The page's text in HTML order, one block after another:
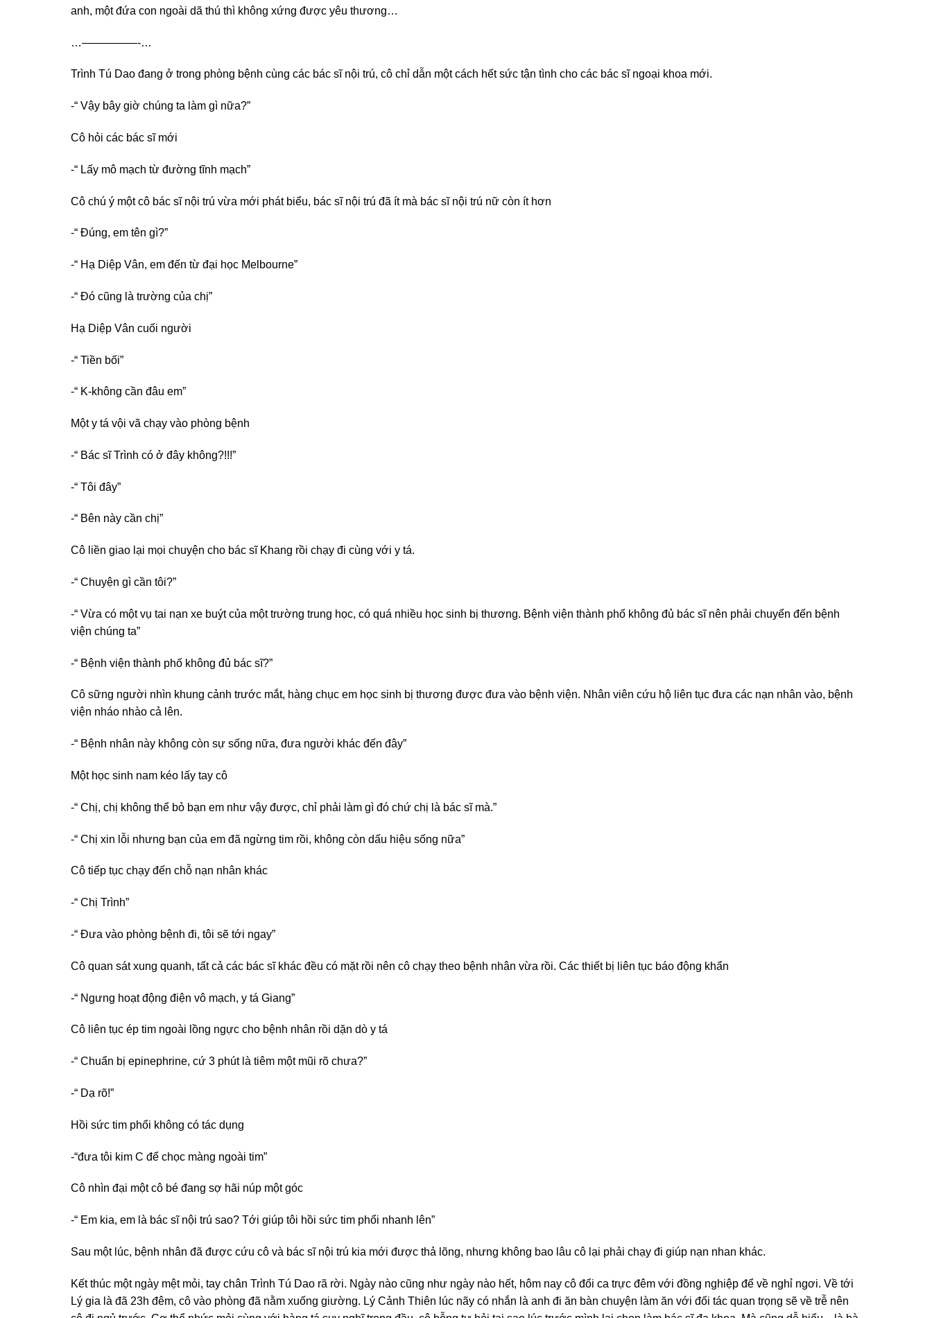
anh, một đứa con ngoài dã thú thì không xứng được yêu thương…
…—————-…
Trình Tú Dao đang ở trong phòng bệnh cùng các bác sĩ nội trú, cô chỉ dẫn một cách hết sức tận tình cho các bác sĩ ngoại khoa mới.
-“ Vậy bây giờ chúng ta làm gì nữa?”
Cô hỏi các bác sĩ mới
-“ Lấy mô mạch từ đường tĩnh mạch”
Cô chú ý một cô bác sĩ nội trú vừa mới phát biểu, bác sĩ nội trú đã ít mà bác sĩ nội trú nữ còn ít hơn
-“ Đúng, em tên gì?”
-“ Hạ Diệp Vân, em đến từ đại học Melbourne”
-“ Đó cũng là trường của chị”
Hạ Diệp Vân cuối người
-“ Tiền bối”
-“ K-không cần đâu em”
Một y tá vội vã chạy vào phòng bệnh
-“ Bác sĩ Trình có ở đây không?!!!”
-“ Tôi đây”
-“ Bên này cần chị”
Cô liền giao lại mọi chuyện cho bác sĩ Khang rồi chạy đi cùng với y tá.
-“ Chuyện gì cần tôi?”
-“ Vừa có một vụ tai nạn xe buýt của một trường trung học, có quá nhiều học sinh bị thương. Bệnh viện thành phố không đủ bác sĩ nên phải chuyển đến bệnh
viện chúng ta”
-“ Bệnh viện thành phố không đủ bác sĩ?”
Cô sững người nhìn khung cảnh trước mắt, hàng chục em học sinh bị thương được đưa vào bệnh viện. Nhân viên cứu hộ liên tục đưa các nạn nhân vào, bệnh
viện nháo nhào cả lên.
-“ Bệnh nhân này không còn sự sống nữa, đưa người khác đến đây”
Một học sinh nam kéo lấy tay cô
-“ Chị, chị không thể bỏ bạn em như vậy được, chỉ phải làm gì đó chứ chị là bác sĩ mà.”
-“ Chị xin lỗi nhưng bạn của em đã ngừng tim rồi, không còn dấu hiệu sống nữa”
Cô tiếp tục chạy đến chỗ nạn nhân khác
-“ Chị Trình”
-“ Đưa vào phòng bệnh đi, tôi sẽ tới ngay”
Cô quan sát xung quanh, tất cả các bác sĩ khác đều có mặt rồi nên cô chạy theo bệnh nhân vừa rồi. Các thiết bị liên tục báo động khẩn
-“ Ngưng hoạt động điện vô mạch, y tá Giang”
Cô liên tục ép tim ngoài lồng ngực cho bệnh nhân rồi dặn dò y tá
-“ Chuẩn bị epinephrine, cứ 3 phút là tiêm một mũi rõ chưa?”
-“ Dạ rõ!”
Hồi sức tim phổi không có tác dụng
-“đưa tôi kim C để chọc màng ngoài tim”
Cô nhìn đại một cô bé đang sợ hãi núp một góc
-“ Em kia, em là bác sĩ nội trú sao? Tới giúp tôi hồi sức tim phổi nhanh lên”
Sau một lúc, bệnh nhân đã được cứu cô và bác sĩ nội trú kia mới được thả lõng, nhưng không bao lâu cô lại phải chạy đi giúp nạn nhan khác.
Kết thúc một ngày mệt mỏi, tay chân Trình Tú Dao rã rời. Ngày nào cũng như ngày nào hết, hôm nay cô đổi ca trực đêm với đồng nghiệp để về nghỉ ngơi. Về tới
Lý gia là đã 23h đêm, cô vào phòng đã nằm xuống giường. Lý Cảnh Thiên lúc nãy có nhắn là anh đi ăn bàn chuyện làm ăn với đối tác quan trọng sẽ về trễ nên